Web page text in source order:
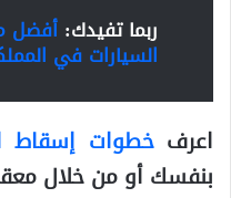
ربما تفيدك: أفضل
السيارات في
اعرفخطوات إسقاط
بنفسك أو من خلال